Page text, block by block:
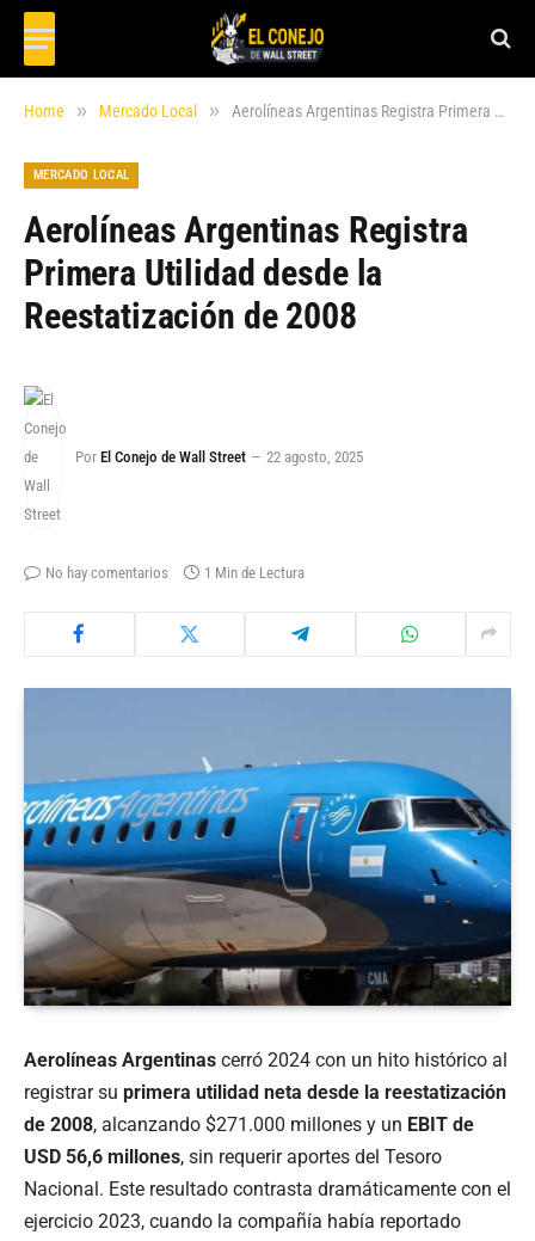
Home » Mercado Local » Aerolíneas Argentinas Registra Primera Utilidad desde la Reestatización de 2008
MERCADO LOCAL
Aerolíneas Argentinas Registra
Primera Utilidad desde la
Reestatización de 2008
Por El Conejo de Wall Street 22 agosto, 2025
No hay comentarios 1 Min de Lectura
Aerolíneas Argentinas cerró 2024 con un hito histórico al
registrar su primera utilidad neta desde la reestatización
de 2008, alcanzando $271.000 millones y un EBIT de
USD 56,6 millones, sin requerir aportes del Tesoro
Nacional. Este resultado contrasta dramáticamente con el
ejercicio 2023, cuando la compañía había reportado